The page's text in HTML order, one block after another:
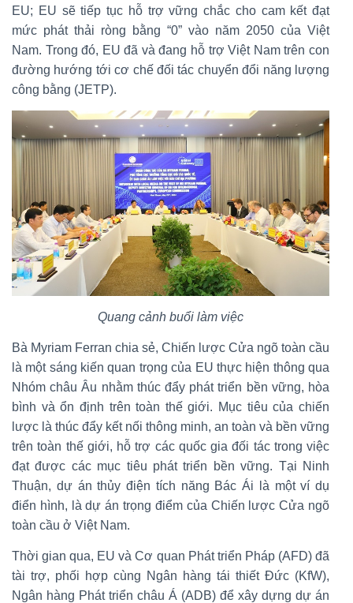
EU; EU sẽ tiếp tục hỗ trợ vững chắc cho cam kết đạt
mức phát thải ròng bằng “0” vào năm 2050 của Việt
Nam. Trong đó, EU đã và đang hỗ trợ Việt Nam trên con
đường hướng tới cơ chế đối tác chuyển đổi năng lượng
công bằng (JETP).
Quang cảnh buổi làm việc
Bà Myriam Ferran chia sẻ, Chiến lược Cửa ngõ toàn cầu
là một sáng kiến quan trọng của EU thực hiện thông qua
Nhóm châu Âu nhằm thúc đẩy phát triển bền vững, hòa
bình và ổn định trên toàn thế giới. Mục tiêu của chiến
lược là thúc đẩy kết nối thông minh, an toàn và bền vững
trên toàn thế giới, hỗ trợ các quốc gia đối tác trong việc
đạt được các mục tiêu phát triển bền vững. Tại Ninh
Thuận, dự án thủy điện tích năng Bác Ái là một ví dụ
điển hình, là dự án trọng điểm của Chiến lược Cửa ngõ
toàn cầu ở Việt Nam.
Thời gian qua, EU và Cơ quan Phát triển Pháp (AFD) đã
tài trợ, phối hợp cùng Ngân hàng tái thiết Đức (KfW),
Ngân hàng Phát triển châu Á (ADB) để xây dựng dự án